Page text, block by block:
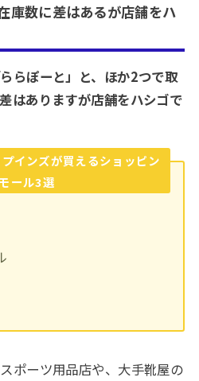
庫数に差はあるが店舗をハ
らぽーと」と、ほか2つで取
はありますが店舗をハシゴで
インズが買えるショッピン
ール3選
ポーツ用品店や、大手靴屋の